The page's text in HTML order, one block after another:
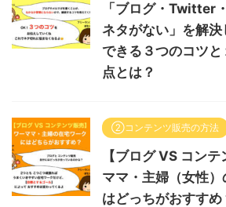
「ブログ・Twitter
ネタがない」を解
できる３つのコツ
点とは？
②コンテンツ販売の方法
【ブログ VS コン
ママ・主婦（女性
はどっちがおすすめ